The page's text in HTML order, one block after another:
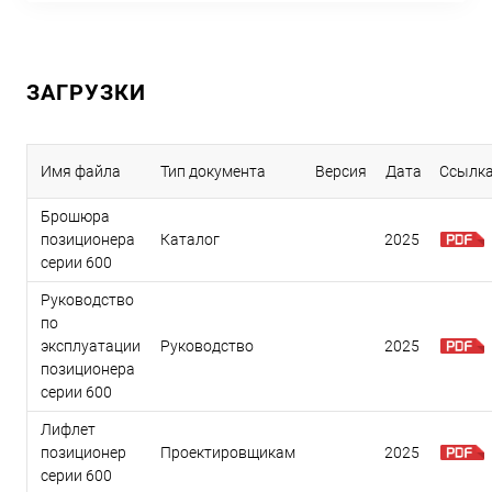
ЗАГРУЗКИ
Имя файла Тип документа Версия Дата
Брошюра
позиционера
серии 600
Каталог 2025
Руководство
по
эксплуатации
позиционера
серии 600
Руководство 2025
Лифлет
позиционер
серии 600
Проектировщикам 2025